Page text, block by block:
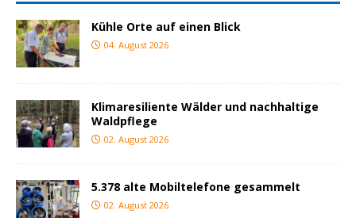
Kühle Orte auf einen Blick
04. August 2026
Klimaresiliente Wälder und nachhaltige
Waldpflege
02. August 2026
5.378 alte Mobiltelefone gesammelt
02. August 2026